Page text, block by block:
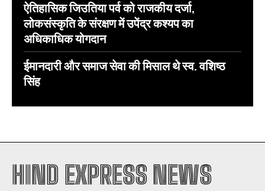
ऐतिहासिक जिउतिया पर्व को राजकीय दर्जा,
लोकसंस्कृति के संरक्षण में उपेंद्र कश्यप का
अधिकाधिक योगदान
ईमानदारी और समाज सेवा की मिसाल थे स्व. वशिष्ठ
सिंह
HIND EXPRESS NEWS